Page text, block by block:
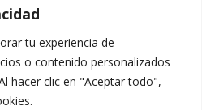
tu experiencia de
o contenido personalizados
hacer clic en "Aceptar todo",